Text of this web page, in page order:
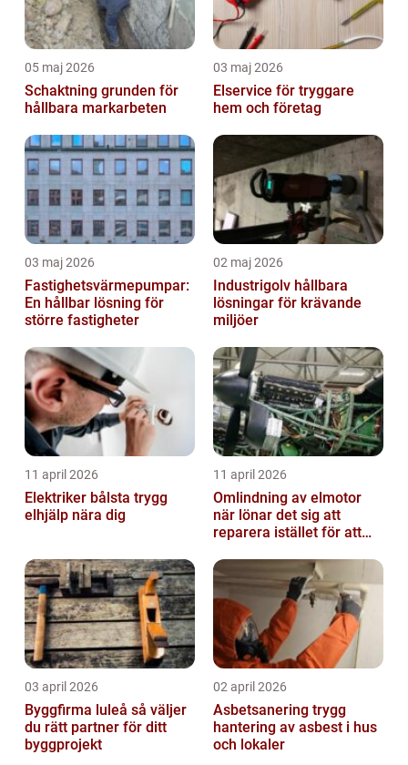
05 maj 2026
Schaktning grunden för
hållbara markarbeten
03 maj 2026
Elservice för tryggare
hem och företag
03 maj 2026
Fastighetsvärmepumpar:
En hållbar lösning för
större fastigheter
02 maj 2026
Industrigolv hållbara
lösningar för krävande
miljöer
11 april 2026
Elektriker bålsta trygg
elhjälp nära dig
11 april 2026
Omlindning av elmotor
när lönar det sig att
reparera istället för att
03 april 2026
Byggfirma luleå så väljer
du rätt partner för ditt
byggprojekt
02 april 2026
Asbetsanering trygg
hantering av asbest i hus
och lokaler